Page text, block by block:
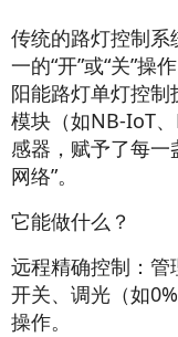
传统的路灯控制
一的“开”或“关”操
阳能路灯单灯控制
模块（如NB-IoT
感器，赋予了每一
网络”。
它能做什么？
远程精确控制：
开关、调光（如
操作。